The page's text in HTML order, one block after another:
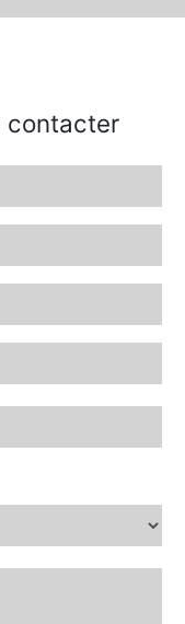
contacter